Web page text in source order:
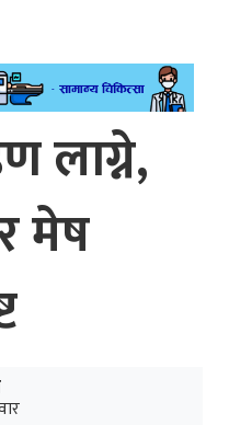
लाग्ने,
मेष